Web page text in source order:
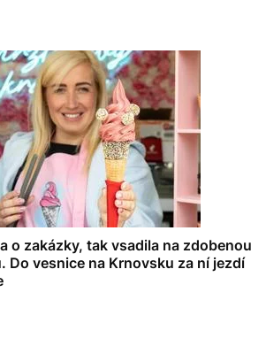
o zakázky, tak vsadila na zdobenou
Do vesnice na Krnovsku za ní jezdí